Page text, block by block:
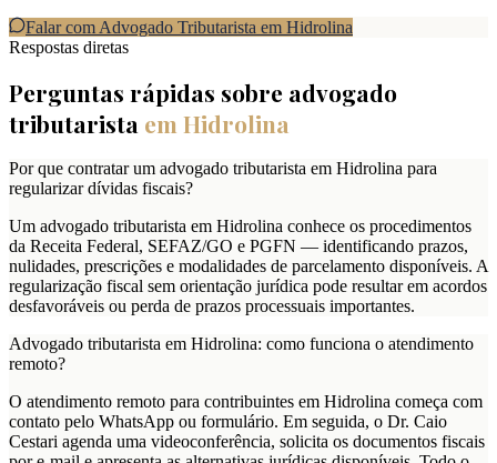
Falar com Advogado Tributarista em Hidrolina
Respostas diretas
Perguntas rápidas sobre advogado
tributarista em Hidrolina
Por que contratar um advogado tributarista em Hidrolina para
regularizar dívidas fiscais?
Um advogado tributarista em Hidrolina conhece os procedimentos
da Receita Federal, SEFAZ/GO e PGFN — identificando prazos,
nulidades, prescrições e modalidades de parcelamento disponíveis. A
regularização fiscal sem orientação jurídica pode resultar em acordos
desfavoráveis ou perda de prazos processuais importantes.
Advogado tributarista em Hidrolina: como funciona o atendimento
remoto?
O atendimento remoto para contribuintes em Hidrolina começa com
contato pelo WhatsApp ou formulário. Em seguida, o Dr. Caio
Cestari agenda uma videoconferência, solicita os documentos fiscais